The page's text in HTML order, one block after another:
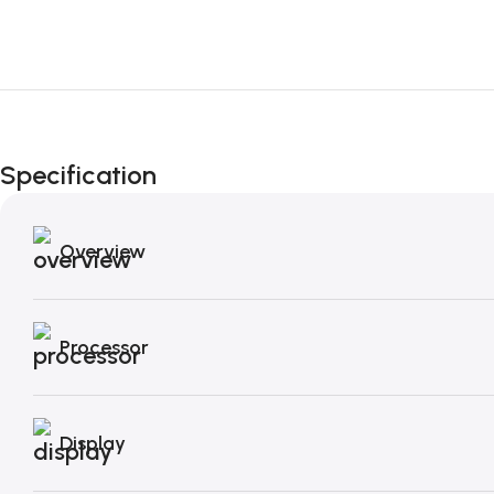
Specification
Overview
Processor
Display